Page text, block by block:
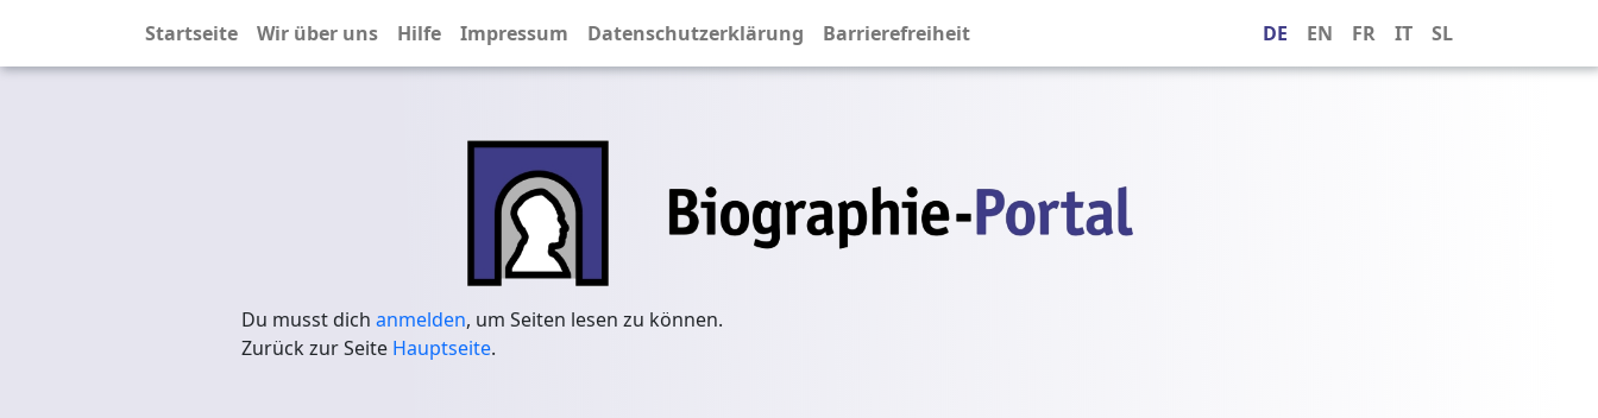
Startseite Wir über uns Hilfe Impressum Datenschutzerklärung Barrierefreiheit DE EN FR IT SL
Du musst dich anmelden, um Seiten lesen zu können.
Zurück zur Seite Hauptseite.